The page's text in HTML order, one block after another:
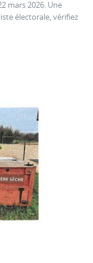
mars 2026. Une
électorale, vérifiez